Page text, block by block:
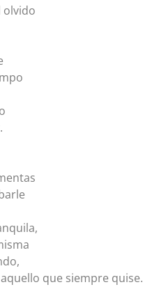
olvido
que siempre quise.